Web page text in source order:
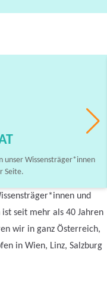
unser Wissensträger*innen
Seite.
und
seit mehr als 40 Jahren
wir in ganz Österreich,
in Wien, Linz, Salzburg